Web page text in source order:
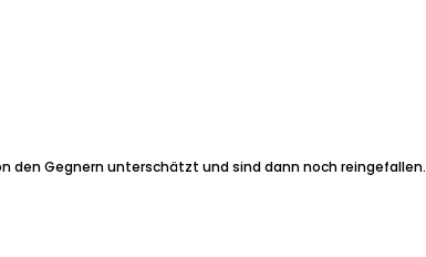
den Gegnern unterschätzt und sind dann noch reingefallen.